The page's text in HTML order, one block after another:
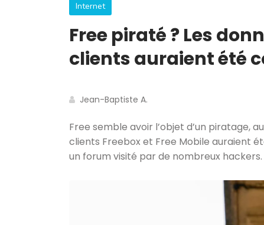
Internet
Free piraté ? Les
clients auraient été
Jean-Baptiste A.
Free semble avoir l’objet d’un piratage,
clients Freebox et Free Mobile auraient
un forum visité par de nombreux hackers.